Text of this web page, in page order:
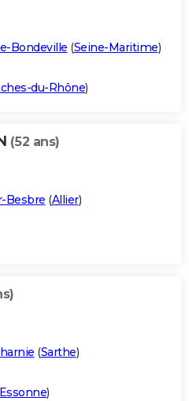
Bondeville (Seine-Maritime)
du-Rhône)
(52 ans)
Besbre (Allier)
(Sarthe)
)